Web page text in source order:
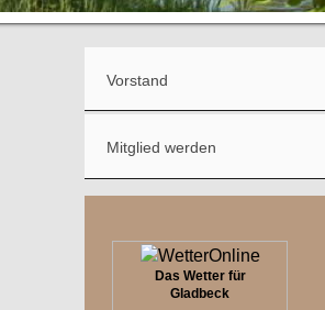
Vorstand
Mitglied werden
Das Wetter für
Gladbeck